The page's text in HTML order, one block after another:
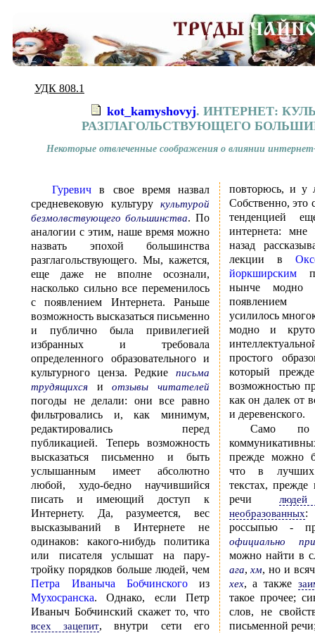
УДК 808.1
kot_kamyshovyj. ИНТЕРНЕТ:
РАЗГЛАГОЛЬСТВУЮЩЕГО
Некоторые отвлеченные соображения о влиянии
Гуревич в свое время назвал
средневековую культуру культурой
безмолвствующего большинства. По
аналогии с этим, наше время можно
назвать эпохой большинства
разглагольствующего. Мы, кажется,
еще даже не вполне осознали,
насколько сильно все переменилось
с появлением Интернета. Раньше
возможность высказаться письменно
и публично была привилегией
избранных и требовала
определенного образовательного и
культурного ценза. Редкие письма
трудящихся и отзывы читателей
погоды не делали: они все равно
фильтровались и, как минимум,
редактировались перед
публикацией. Теперь возможность
высказаться письменно и быть
услышанным имеет абсолютно
любой, худо-бедно научившийся
писать и имеющий доступ к
Интернету. Да, разумеется, вес
высказываний в Интернете не
одинаков: какого-нибудь политика
или писателя услышат на пару-
тройку порядков больше людей, чем
Петра Иваныча Бобчинского из
Мухосранска. Однако, если Петр
Иваныч Бобчинский скажет то, что
всех зацепит, внутри сети его
повторюсь, и у
Собственно, это
тенденцией
интернета: мне
назад
лекции в
йоркширским
нынче модно и круто, но с
появлением
усилилось
модно и
простого
который
возможностью
как он далек от
и деревенского.
Само по
прежде можно
что в лучших
текстах,
речи
необразованных:
официально
ага, хм, но и
хех, а также
такое прочее; синтаксис и порядок
слов, не